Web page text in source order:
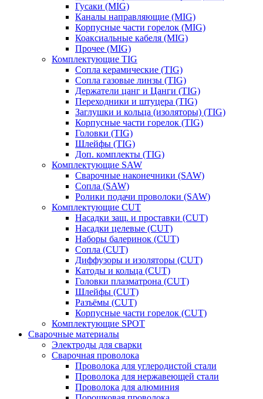
Гусаки (MIG)
Каналы направляющие (MIG)
Корпусные части горелок (MIG)
Коаксиальные кабеля (MIG)
Прочее (MIG)
Комплектующие TIG
Сопла керамические (TIG)
Сопла газовые линзы (TIG)
Держатели цанг и Цанги (TIG)
Переходники и штуцера (TIG)
Заглушки и кольца (изоляторы) (TIG)
Корпусные части горелок (TIG)
Головки (TIG)
Шлейфы (TIG)
Доп. комплекты (TIG)
Комплектующие SAW
Сварочные наконечники (SAW)
Сопла (SAW)
Ролики подачи проволоки (SAW)
Комплектующие CUT
Насадки защ. и проставки (CUT)
Насадки целевые (CUT)
Наборы балеринок (CUT)
Сопла (CUT)
Диффузоры и изоляторы (CUT)
Катоды и кольца (CUT)
Головки плазматрона (CUT)
Шлейфы (CUT)
Разъёмы (CUT)
Корпусные части горелок (CUT)
Комплектующие SPOT
Сварочные материалы
Электроды для сварки
Сварочная проволока
Проволока для углеродистой стали
Проволока для нержавеющей стали
Проволока для алюминия